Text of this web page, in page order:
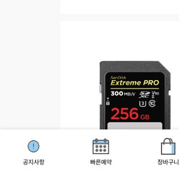
공지사항 빠른예약 장바구니